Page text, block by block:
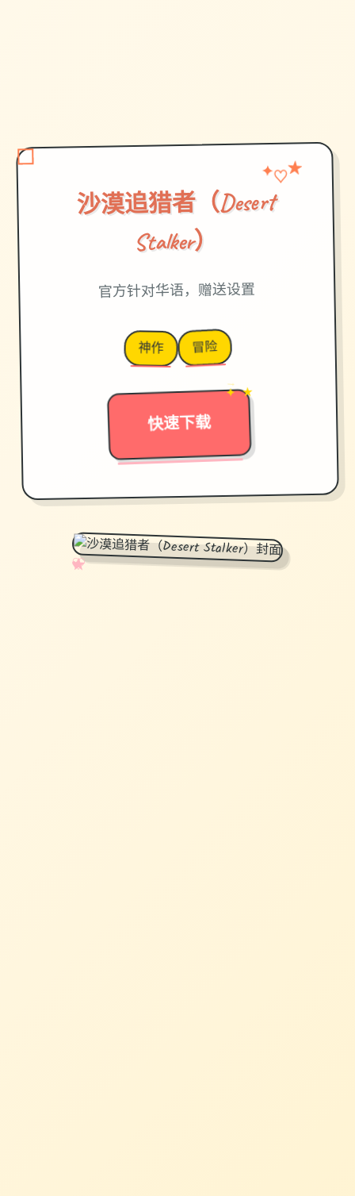
沙漠追猎者（Desert
Stalker）
✦♡★
官方针对华语，赠送设置
神作 冒险
快速下载
→
✦ ★
✧
♡
★
♥